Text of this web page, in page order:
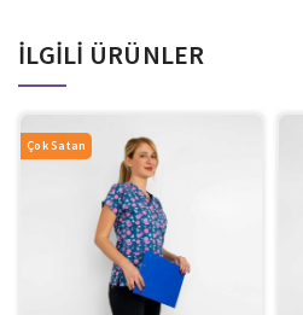
İLGILI ÜRÜNLER
Çok Satan